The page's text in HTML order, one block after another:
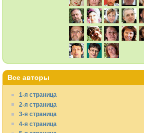
Все авторы
1-я страница
2-я страница
3-я страница
4-я страница